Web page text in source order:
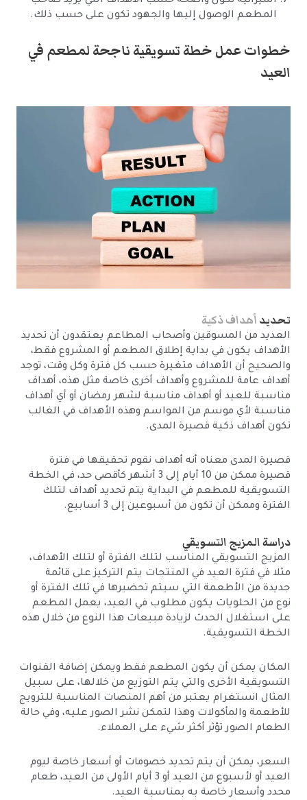
المطعم الوصول إليها والجهود تكون على حسب ذلك.
خطوات عمل خطة تسويقية ناجحة لمطعم في
العيد
تحديد أهداف ذكية
العديد من المسوقين وأصحاب المطاعم يعتقدون أن تحديد
الأهداف يكون في بداية إطلاق المطعم أو المشروع فقط،
والصحيح أن الأهداف متغيرة حسب كل فترة وكل وقت، توجد
أهداف عامة للمشروع وأهداف أخرى خاصة مثل هذه، أهداف
مناسبة للعيد أو أهداف مناسبة لشهر رمضان أو أي أهداف
مناسبة لأي موسم من المواسم وهذه الأهداف في الغالب
تكون أهداف ذكية قصيرة المدى.
قصيرة المدى معناه أنه أهداف نقوم تحقيقها في فترة
قصيرة ممكن من 10 أيام إلى 3 أشهر كأقصى حد، في الخطة
التسويقية للمطعم في البداية يتم تحديد أهداف لتلك
الفترة وممكن أن تكون من أسبوعين إلى 3 أسابيع.
دراسة المزيج التسويقي
المزيج التسويقي المناسب لتلك الفترة أو لتلك الأهداف،
مثلا في فترة العيد في المنتجات يتم التركيز على قائمة
جديدة من الأطعمة التي سيتم تحضيرها في تلك الفترة أو
نوع من الحلويات يكون مطلوب في العيد، يعمل المطعم
على استغلال الحدث لزيادة مبيعات هذا النوع من خلال هذه
الخطة التسويقية.
المكان يمكن أن يكون المطعم فقط ويمكن إضافة القنوات
التسويقية الأخرى والتي يتم التوزيع من خلالها، على سبيل
المثال انستغرام يعتبر من أهم المنصات المناسبة للترويج
للأطعمة والمأكولات وهذا لتمكن نشر الصور عليه، وفي حالة
الطعام الصور تؤثر أكثر شيء على العملاء.
السعر، يمكن أن يتم تحديد خصومات أو أسعار خاصة ليوم
العيد أو لأسبوع من العيد أو 3 أيام الأولى من العيد، طعام
محدد وأسعار خاصة به بمناسبة العيد.